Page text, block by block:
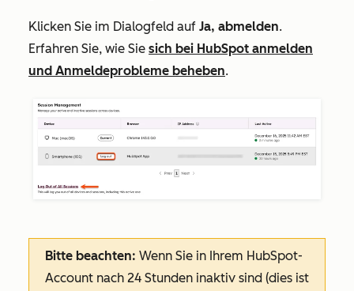
Klicken Sie im Dialogfeld auf Ja, abmelden.
Erfahren Sie, wie Sie sich bei HubSpot anmelden
und Anmeldeprobleme beheben.
Bitte beachten: Wenn Sie in Ihrem HubSpot-
Account nach 24 Stunden inaktiv sind (dies ist